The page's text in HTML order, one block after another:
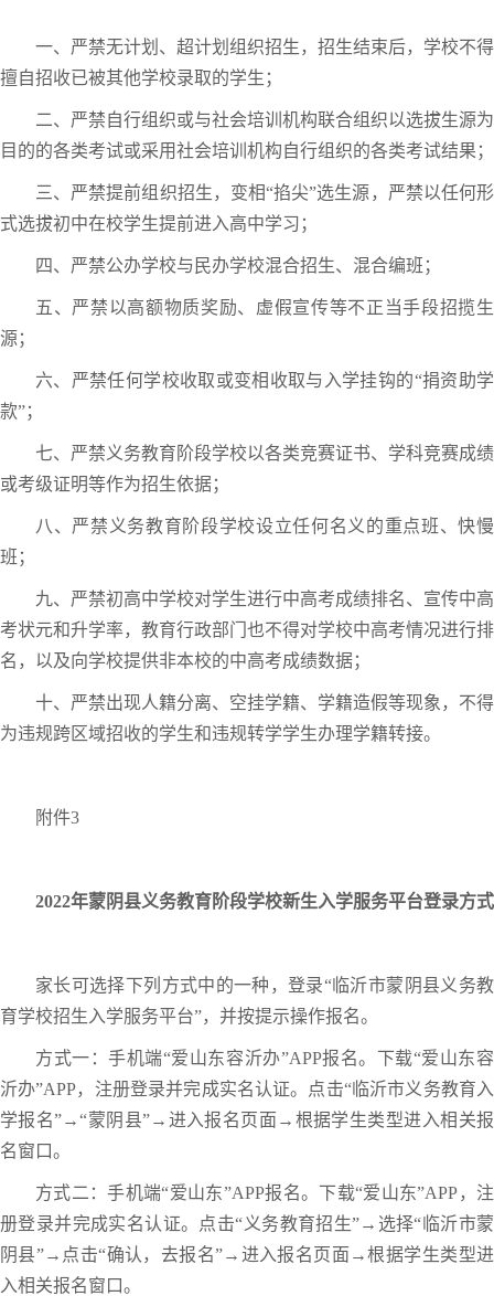
一、严禁无计划、超计划组织招生，招生结束后，学校不得
擅自招收已被其他学校录取的学生；
二、严禁自行组织或与社会培训机构联合组织以选拔生源为
目的的各类考试或采用社会培训机构自行组织的各类考试结果；
三、严禁提前组织招生，变相“掐尖”选生源，严禁以任何形
式选拔初中在校学生提前进入高中学习；
四、严禁公办学校与民办学校混合招生、混合编班；
五、严禁以高额物质奖励、虚假宣传等不正当手段招揽生
源；
六、严禁任何学校收取或变相收取与入学挂钩的“捐资助学
款”；
七、严禁义务教育阶段学校以各类竞赛证书、学科竞赛成绩
或考级证明等作为招生依据；
八、严禁义务教育阶段学校设立任何名义的重点班、快慢
班；
九、严禁初高中学校对学生进行中高考成绩排名、宣传中高
考状元和升学率，教育行政部门也不得对学校中高考情况进行排
名，以及向学校提供非本校的中高考成绩数据；
十、严禁出现人籍分离、空挂学籍、学籍造假等现象，不得
为违规跨区域招收的学生和违规转学学生办理学籍转接。
附件3
2022年蒙阴县义务教育阶段学校新生入学服务平台登录方式
家长可选择下列方式中的一种，登录“临沂市蒙阴县义务教
育学校招生入学服务平台”，并按提示操作报名。
方式一：手机端“爱山东容沂办”APP报名。下载“爱山东容
沂办”APP，注册登录并完成实名认证。点击“临沂市义务教育入
学报名”→“蒙阴县”→进入报名页面→根据学生类型进入相关报
名窗口。
方式二：手机端“爱山东”APP报名。下载“爱山东”APP，注
册登录并完成实名认证。点击“义务教育招生”→选择“临沂市蒙
阴县”→点击“确认，去报名”→进入报名页面→根据学生类型进
入相关报名窗口。